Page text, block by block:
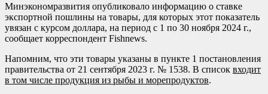
Минэкономразвития опубликовало информацию о ставке
экспортной пошлины на товары, для которых этот показатель
увязан с курсом доллара, на период с 1 по 30 ноября 2024 г.,
сообщает корреспондент Fishnews.
Напомним, что эти товары указаны в пункте 1 постановления
правительства от 21 сентября 2023 г. № 1538. В список входит
в том числе продукция из рыбы и морепродуктов.